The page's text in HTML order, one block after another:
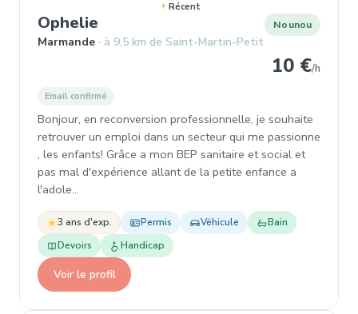
Récent
Ophelie
Marmande à 9,5 km de Saint-Martin-Petit
Nounou
10 €/h
Email confirmé
Bonjour, en reconversion professionnelle, je souhaite
retrouver un emploi dans un secteur qui me passionne
, les enfants! Grâce a mon BEP sanitaire et social et
pas mal d'expérience allant de la petite enfance a
l'adole…
3 ans d'exp. Permis Véhicule
Bain
Devoirs
Handicap
Voir le profil